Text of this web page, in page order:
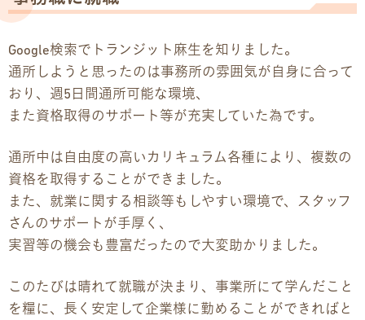
独自サポート
3つの支援制度
お食事の提供について
パンフレット
デジタルパンフレット
広報チラシ・刊行物
Google検索でトランジット麻生を知りました。
通所しようと思ったのは事務所の雰囲気が自身に合って
おり、週5日間通所可能な環境、
また資格取得のサポート等が充実していた為です。
通所中は自由度の高いカリキュラム各種により、複数の
資格を取得することができました。
また、就業に関する相談等もしやすい環境で、スタッフ
さんのサポートが手厚く、
実習等の機会も豊富だったので大変助かりました。
このたびは晴れて就職が決まり、事業所にて学んだこと
を糧に、長く安定して企業様に勤めることができればと